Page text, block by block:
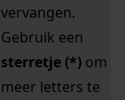
vervangen.
Gebruik een
sterretje (*) om
meer letters te